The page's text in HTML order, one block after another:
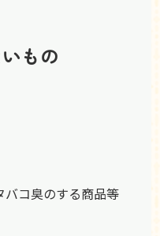
もの
コ臭のする商品等